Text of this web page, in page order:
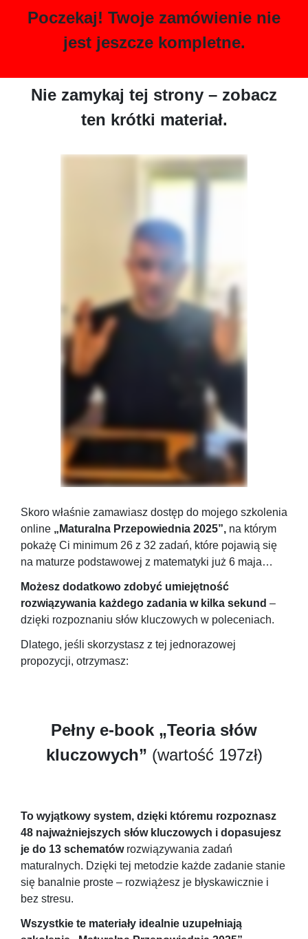
Poczekaj! Twoje zamówienie nie
jest jeszcze kompletne.
Nie zamykaj tej strony – zobacz
ten krótki materiał.
Skoro właśnie zamawiasz dostęp do mojego szkolenia
online „Maturalna Przepowiednia 2025”, na którym
pokażę Ci minimum 26 z 32 zadań, które pojawią się
na maturze podstawowej z matematyki już 6 maja…
Możesz dodatkowo zdobyć umiejętność
rozwiązywania każdego zadania w kilka sekund –
dzięki rozpoznaniu słów kluczowych w poleceniach.
Dlatego, jeśli skorzystasz z tej jednorazowej
propozycji, otrzymasz:
Pełny e-book „Teoria słów
kluczowych” (wartość 197zł)
To wyjątkowy system, dzięki któremu rozpoznasz
48 najważniejszych słów kluczowych i dopasujesz
je do 13 schematówrozwiązywania zadań
maturalnych. Dzięki tej metodzie każde zadanie stanie
się banalnie proste – rozwiążesz je błyskawicznie i
bez stresu.
Wszystkie te materiały idealnie uzupełniają